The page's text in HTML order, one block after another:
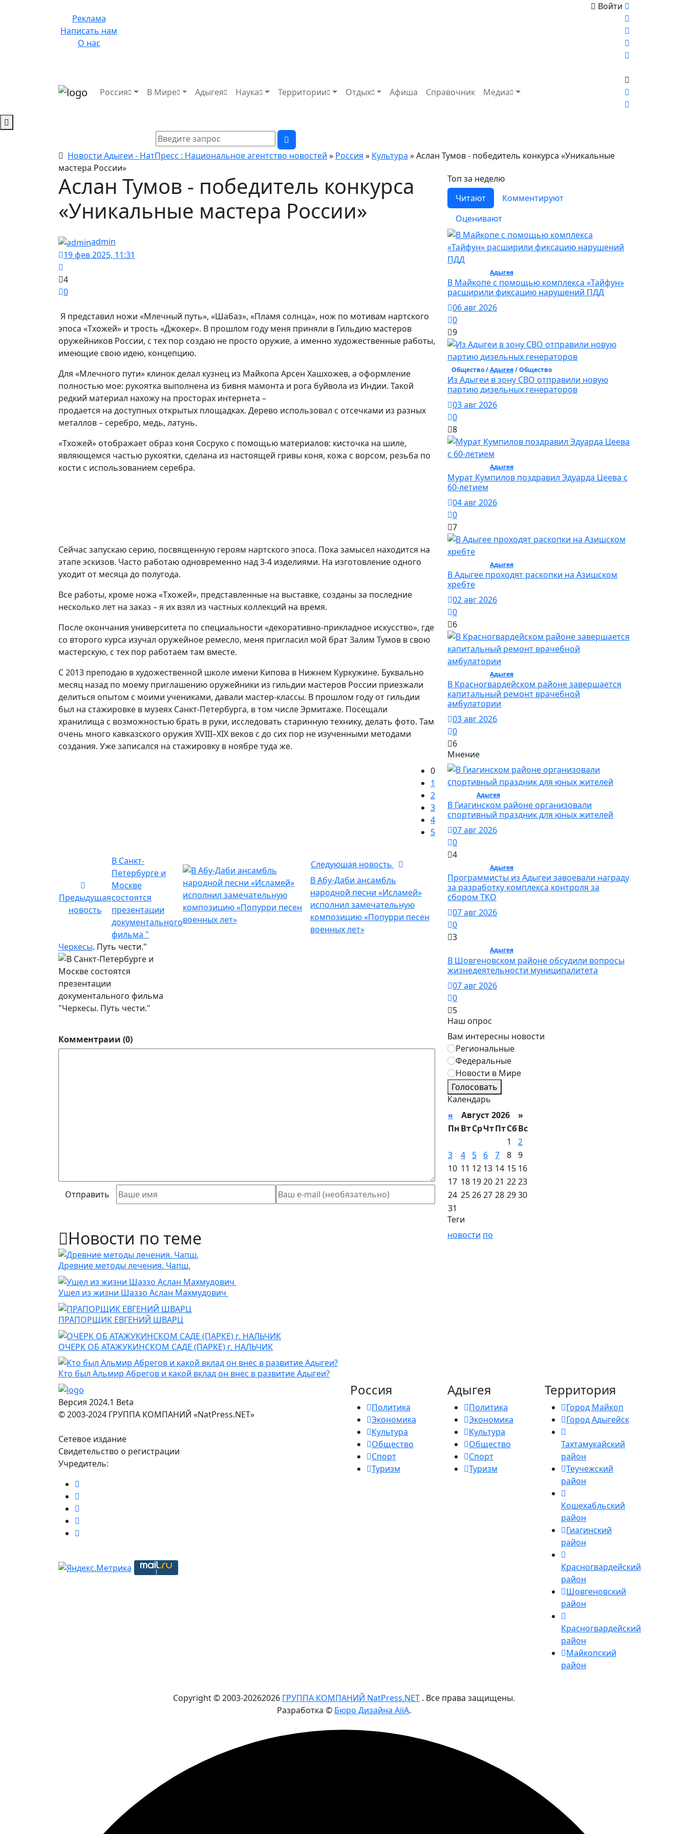
Реклама
Написать нам
О нас
Войти
Россия В Мире Адыгея Наука Территории Отдых Афиша Справочник Медиа
Новости Адыгеи - НатПресс : Национальное агентство новостей » Россия » Культура » Аслан Тумов - победитель конкурса «Уникальные
мастера России»
Аслан Тумов - победитель конкурса
«Уникальные мастера России»
admin
19 фев 2025, 11:31
4
0
Я представил ножи «Млечный путь», «Шабаз», «Пламя солнца», нож по мотивам нартского
эпоса «Тхожей» и трость «Джокер». В прошлом году меня приняли в Гильдию мастеров
оружейников России, с тех пор создаю не просто оружие, а именно художественные работы,
имеющие свою идею, концепцию.
Для «Млечного пути» клинок делал кузнец из Майкопа Арсен Хашхожев, а оформление
полностью мое: рукоятка выполнена из бивня мамонта и рога буйвола из Индии. Такой
редкий материал нахожу на просторах интернета –
продается на доступных открытых площадках. Дерево использовал с отсечками из разных
металлов – серебро, медь, латунь.
«Тхожей» отображает образ коня Сосруко с помощью материалов: кисточка на шиле,
являющемся частью рукоятки, сделана из настоящей гривы коня, кожа с ворсом, резьба по
кости с использованием серебра.
Сейчас запускаю серию, посвященную героям нартского эпоса. Пока замысел находится на
этапе эскизов. Часто работаю одновременно над 3-4 изделиями. На изготовление одного
уходит от месяца до полугода.
Все работы, кроме ножа «Тхожей», представленные на выставке, созданы за последние
несколько лет на заказ – я их взял из частных коллекций на время.
После окончания университета по специальности «декоративно-прикладное искусство», где
со второго курса изучал оружейное ремесло, меня пригласил мой брат Залим Тумов в свою
мастерскую, с тех пор работаем там вместе.
С 2013 преподаю в художественной школе имени Кипова в Нижнем Куркужине. Буквально
месяц назад по моему приглашению оружейники из гильдии мастеров России приезжали
делиться опытом с моими учениками, давали мастер-классы. В прошлом году от гильдии
был на стажировке в музеях Санкт-Петербурга, в том числе Эрмитаже. Посещали
хранилища с возможностью брать в руки, исследовать старинную технику, делать фото. Там
очень много кавказского оружия XVIII–XIX веков с до сих пор не изученными методами
создания. Уже записался на стажировку в ноябре туда же.
0
1
2
3
4
5
Предыдущая
новость
В Санкт-
Петербурге и
Москве
состоятся
презентации
документального
фильма "
Черкесы. Путь чести."
Следуюшая новость
В Абу-Даби ансамбль
народной песни «Исламей»
исполнил замечательную
композицию «Попурри песен
военных лет»
Комментраии (0)
Отправить
Новости по теме
Древние методы лечения. Чапш.
Ушел из жизни Шаззо Аслан Махмудович
ПРАПОРЩИК ЕВГЕНИЙ ШВАРЦ
ОЧЕРК ОБ АТАЖУКИНСКОМ САДЕ (ПАРКЕ) г. НАЛЬЧИК
Кто был Альмир Абрегов и какой вклад он внес в развитие Адыгеи?
Топ за неделю
Читают
Комментируют
Оценивают
Адыгея/ Общество
В Майкопе с помощью комплекса «Тайфун»
расширили фиксацию нарушений ПДД
06 авг 2026
0
9
Общество /Адыгея/ Общество
Из Адыгеи в зону СВО отправили новую
партию дизельных генераторов
03 авг 2026
0
8
Адыгея/ Общество
Мурат Кумпилов поздравил Эдуарда Цеева с
60-летием
04 авг 2026
0
7
Адыгея/ Общество
В Адыгее проходят раскопки на Азишском
хребте
02 авг 2026
0
6
Адыгея/ Общество
В Красногвардейском районе завершается
капитальный ремонт врачебной
амбулатории
03 авг 2026
0
6
Мнение
Адыгея/ Спорт
В Гиагинском районе организовали
спортивный праздник для юных жителей
07 авг 2026
0
4
Адыгея/ Общество
Программисты из Адыгеи завоевали награду
за разработку комплекса контроля за
сбором ТКО
07 авг 2026
0
3
Адыгея/ Общество
В Шовгеновском районе обсудили вопросы
жизнедеятельности муниципалитета
07 авг 2026
0
5
Наш опрос
Вам интересны новости
Региональные
Федеральные
Новости в Мире
Голосовать
Календарь
« Август 2026 »
ПнВтСрЧтПтСбВс
1
2
3
4 5 6 7 8 9
10 11 12 13 14 15 16
17 18 1920 21 2223
24 252627 28 2930
31
Теги
новости по
Версия 2024.1 Beta
© 2003-2024 ГРУППА КОМПАНИЙ «NatPress.NET»
Сетевое издание
Свидетельство о регистрации
Учредитель:
Россия
Политика
Экономика
Культура
Общество
Спорт
Туризм
Адыгея
Политика
Экономика
Культура
Общество
Спорт
Туризм
Территория
Город Майкоп
Город Адыгейск
Тахтамукайский
район
Теучежский
район
Кошехабльский
район
Гиагинский
район
Красногвардейский
район
Шовгеновский
район
Красногвардейский
район
Майкопский
район
Copyright © 2003-20262026 ГРУППА КОМПАНИЙ NatPress.NET . Все права защищены.
Разработка © Бюро Дизайна AiiA.